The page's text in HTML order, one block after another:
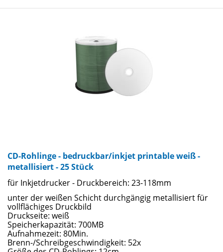
CD-Rohlinge - bedruckbar/inkjet printable weiß -
metallisiert - 25 Stück
für Inkjetdrucker - Druckbereich: 23-118mm
unter der weißen Schicht durchgängig metallisiert für
vollflächiges Druckbild
Druckseite: weiß
Speicherkapazität: 700MB
Aufnahmezeit: 80Min.
Brenn-/Schreibgeschwindigkeit: 52x